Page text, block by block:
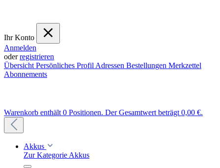
Ihr Konto
Anmelden
oderregistrieren
Übersicht Persönliches Profil Adressen Bestellungen Merkzettel
Abonnements
Warenkorb enthält 0 Positionen. Der Gesamtwert beträgt 0,00 €.
Akkus
Zur Kategorie Akkus